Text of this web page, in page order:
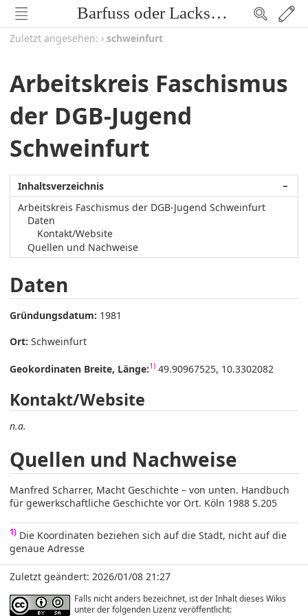
Barfuss oder Lackschuh
Zuletzt angesehen: › schweinfurt
Arbeitskreis Faschismus
der DGB-Jugend
Schweinfurt
−
Inhaltsverzeichnis
Arbeitskreis Faschismus der DGB-Jugend Schweinfurt
Daten
Kontakt/Website
Quellen und Nachweise
Daten
Gründungsdatum: 1981
Ort: Schweinfurt
Geokordinaten Breite, Länge:1) 49.90967525, 10.3302082
Kontakt/Website
n.a.
Quellen und Nachweise
Manfred Scharrer, Macht Geschichte – von unten. Handbuch
für gewerkschaftliche Geschichte vor Ort. Köln 1988 S.205
1) Die Koordinaten beziehen sich auf die Stadt, nicht auf die
genaue Adresse
Zuletzt geändert: 2026/01/08 21:27
Falls nicht anders bezeichnet, ist der Inhalt dieses Wikis
unter der folgenden Lizenz veröffentlicht: